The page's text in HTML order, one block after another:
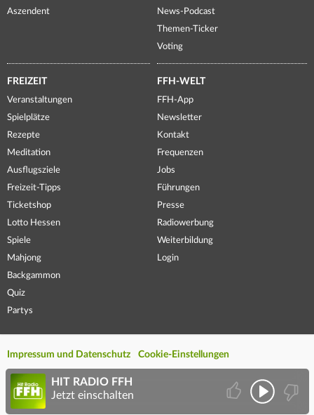
Aszendent
News-Podcast
Themen-Ticker
Voting
FREIZEIT
Veranstaltungen
Spielplätze
Rezepte
Meditation
Ausflugsziele
Freizeit-Tipps
Ticketshop
Lotto Hessen
Spiele
Mahjong
Backgammon
Quiz
Partys
FFH-WELT
FFH-App
Newsletter
Kontakt
Frequenzen
Jobs
Führungen
Presse
Radiowerbung
Weiterbildung
Login
Impressum und Datenschutz Cookie-Einstellungen
HIT RADIO FFH
Jetzt einschalten